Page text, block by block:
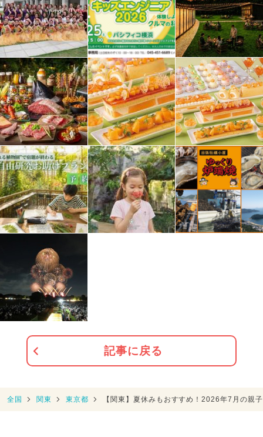
記事に戻る
全国 関東 東京都 【関東】夏休みもおすすめ！2026年7月の親